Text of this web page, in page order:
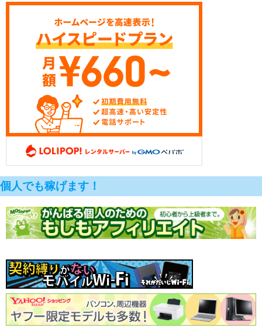
個人でも稼げます！